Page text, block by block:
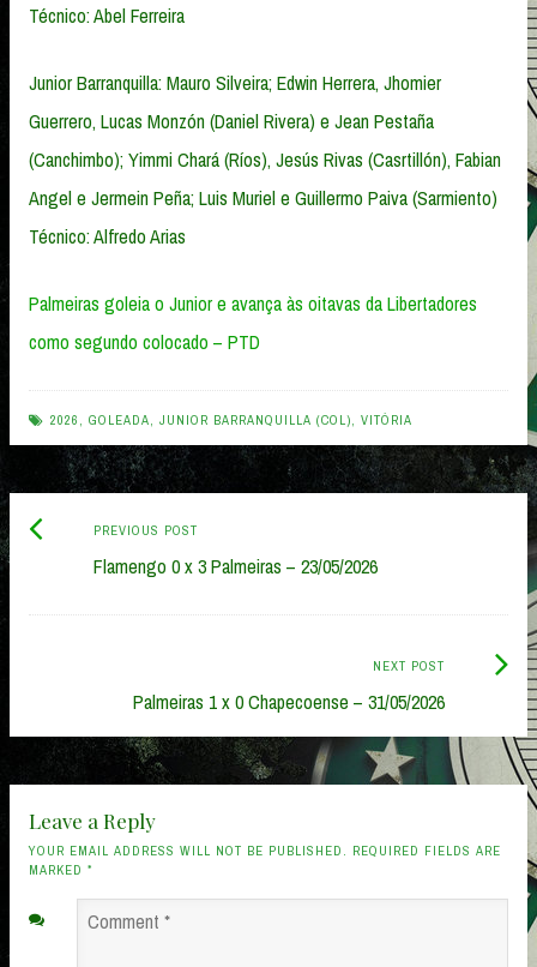
Técnico: Abel Ferreira
Junior Barranquilla: Mauro Silveira; Edwin Herrera, Jhomier
Guerrero, Lucas Monzón (Daniel Rivera) e Jean Pestaña
(Canchimbo); Yimmi Chará (Ríos), Jesús Rivas (Casrtillón), Fabian
Angel e Jermein Peña; Luis Muriel e Guillermo Paiva (Sarmiento)
Técnico: Alfredo Arias
Palmeiras goleia o Junior e avança às oitavas da Libertadores
como segundo colocado – PTD
2026 , GOLEADA, JUNIOR BARRANQUILLA (COL), VITÓRIA
Post
navigation
PREVIOUS POSTPrevious
post:
Flamengo 0 x 3 Palmeiras – 23/05/2026
NEXT POST
Palmeiras 1 x 0 Chapecoense – 31/05/2026
Next
Leave a Reply
YOUR EMAIL ADDRESS WILL NOT BE PUBLISHED. REQUIRED FIELDS ARE
MARKED *
Comment